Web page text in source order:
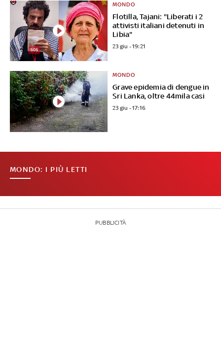
Flotilla, Tajani: "Liberati i 2
attivisti italiani detenuti in
Libia"
MONDO
23 giu - 19:21
Grave epidemia di dengue in
Sri Lanka, oltre 44mila casi
MONDO
23 giu - 17:16
MONDO: I PIÙ LETTI
PUBBLICITÀ